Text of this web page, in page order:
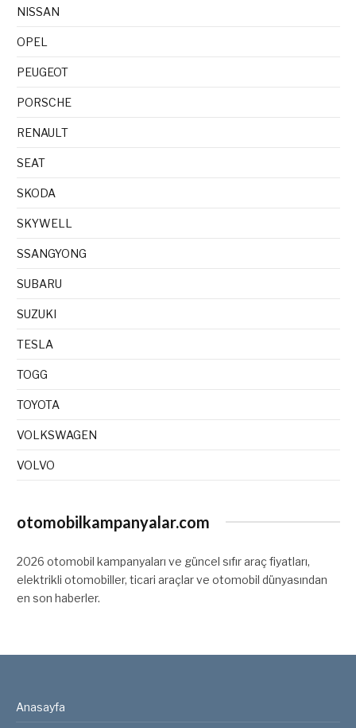
NISSAN
OPEL
PEUGEOT
PORSCHE
RENAULT
SEAT
SKODA
SKYWELL
SSANGYONG
SUBARU
SUZUKI
TESLA
TOGG
TOYOTA
VOLKSWAGEN
VOLVO
otomobilkampanyalar.com
2026 otomobil kampanyaları ve güncel sıfır araç fiyatları,
elektrikli otomobiller, ticari araçlar ve otomobil dünyasından
en son haberler.
Anasayfa